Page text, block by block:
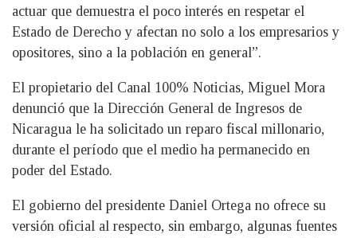
actuar que demuestra el poco interés en respetar el
Estado de Derecho y afectan no solo a los empresarios y
opositores, sino a la población en general”.
El propietario del Canal 100% Noticias, Miguel Mora
denunció que la Dirección General de Ingresos de
Nicaragua le ha solicitado un reparo fiscal millonario,
durante el período que el medio ha permanecido en
poder del Estado.
El gobierno del presidente Daniel Ortega no ofrece su
versión oficial al respecto, sin embargo, algunas fuentes